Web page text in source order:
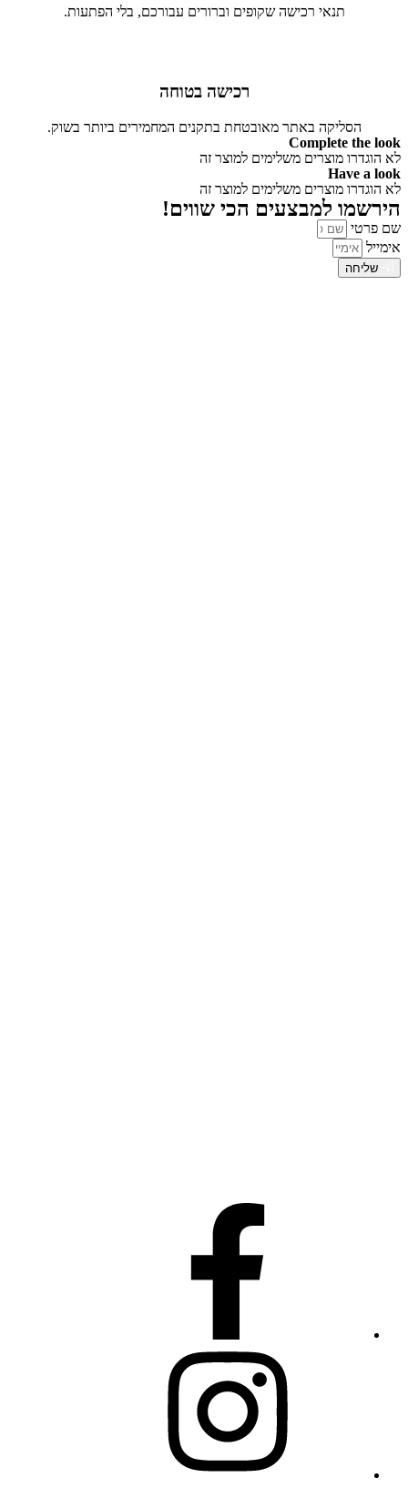
תנאי רכישה שקופים וברורים עבורכם, בלי הפתעות.
רכישה בטוחה
הסליקה באתר מאובטחת בתקנים המחמירים ביותר בשוק.
Complete the look
לא הוגדרו מוצרים משלימים למוצר זה
Have a look
לא הוגדרו מוצרים משלימים למוצר זה
הירשמו למבצעים הכי שווים!
שם פרטי
אימייל
שליחה